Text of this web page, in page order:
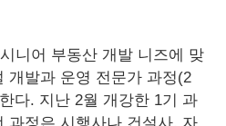
니어 부동산 개발 니즈에 맞
개발과 운영 전문가 과정(2
다. 지난 2월 개강한 1기 과